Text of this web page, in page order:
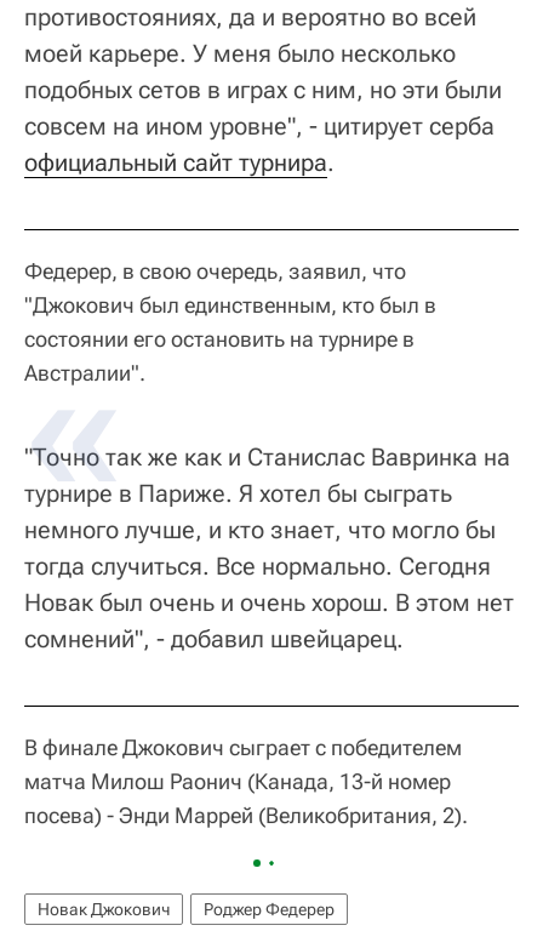
противостояниях, да и вероятно во всей
моей карьере. У меня было несколько
подобных сетов в играх с ним, но эти были
совсем на ином уровне", - цитирует серба
официальный сайт турнира.
Федерер, в свою очередь, заявил, что
"Джокович был единственным, кто был в
состоянии его остановить на турнире в
Австралии".
"Точно так же как и Станислас Вавринка на
турнире в Париже. Я хотел бы сыграть
немного лучше, и кто знает, что могло бы
тогда случиться. Все нормально. Сегодня
Новак был очень и очень хорош. В этом нет
сомнений", - добавил швейцарец.
В финале Джокович сыграет с победителем
матча Милош Раонич (Канада, 13-й номер
посева) - Энди Маррей (Великобритания, 2).
Новак Джокович Роджер Федерер